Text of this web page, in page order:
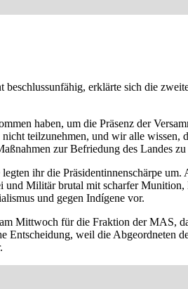
erklärte sich die
haben, um die Präsenz der
teilzunehmen, und wir alle
zur Befriedung des Landes
ihr die Präsidentinnenschärpe
und Militär brutal mit scharfer
und gegen Indígene vor.
Mittwoch für die Fraktion der MAS,
Entscheidung, weil die